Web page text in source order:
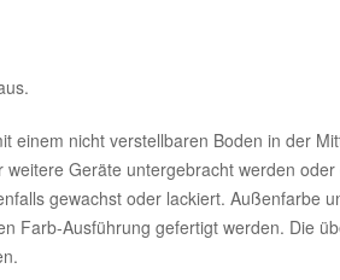
einem nicht verstellbaren Boden in der
Geräte untergebracht werden
gewachst oder lackiert. Außenfarbe
Farb-Ausführung gefertigt werden. Die